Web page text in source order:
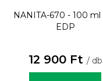
NANITA-670 - 100 ml
EDP
12 900 Ft / db